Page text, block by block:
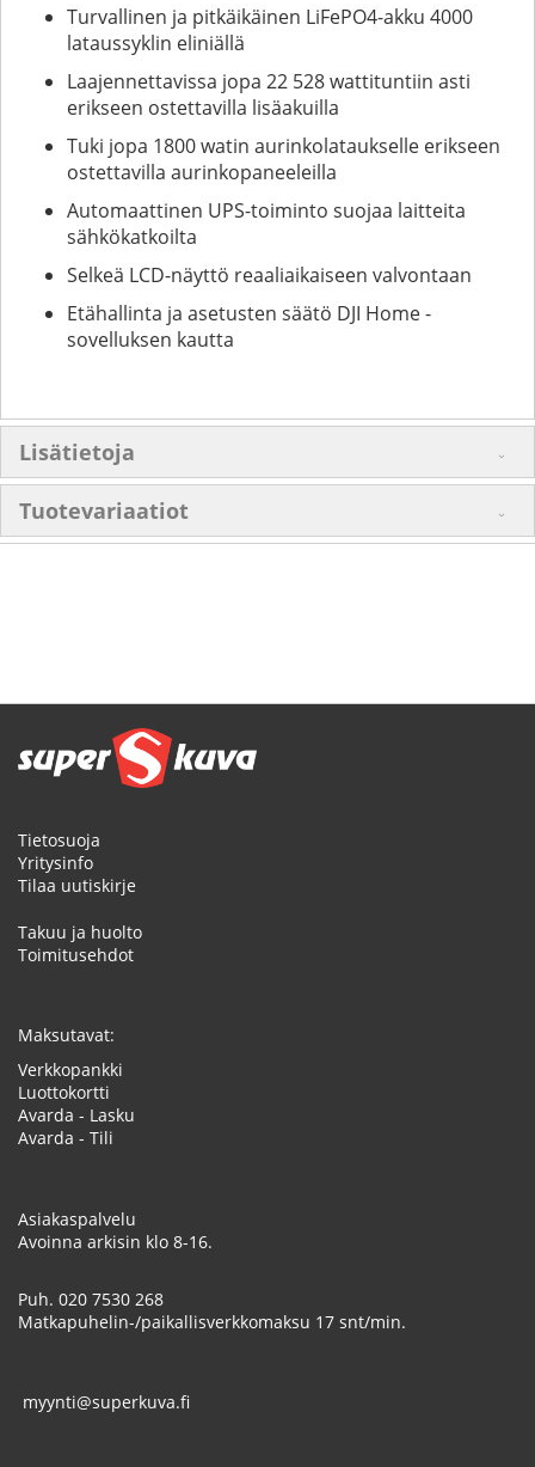
Turvallinen ja pitkäikäinen LiFePO4-akku 4000
lataussyklin eliniällä
Laajennettavissa jopa 22 528 wattituntiin asti
erikseen ostettavilla lisäakuilla
Tuki jopa 1800 watin aurinkolataukselle erikseen
ostettavilla aurinkopaneeleilla
Automaattinen UPS-toiminto suojaa laitteita
sähkökatkoilta
Selkeä LCD-näyttö reaaliaikaiseen valvontaan
Etähallinta ja asetusten säätö DJI Home -
sovelluksen kautta
Lisätietoja
Tuotevariaatiot
Tietosuoja
Yritysinfo
Tilaa uutiskirje
Takuu ja huolto
Toimitusehdot
Maksutavat:
Verkkopankki
Luottokortti
Avarda - Lasku
Avarda - Tili
Asiakaspalvelu
Avoinna arkisin klo 8-16.
Puh. 020 7530 268
Matkapuhelin-/paikallisverkkomaksu 17 snt/min.
myynti@superkuva.fi